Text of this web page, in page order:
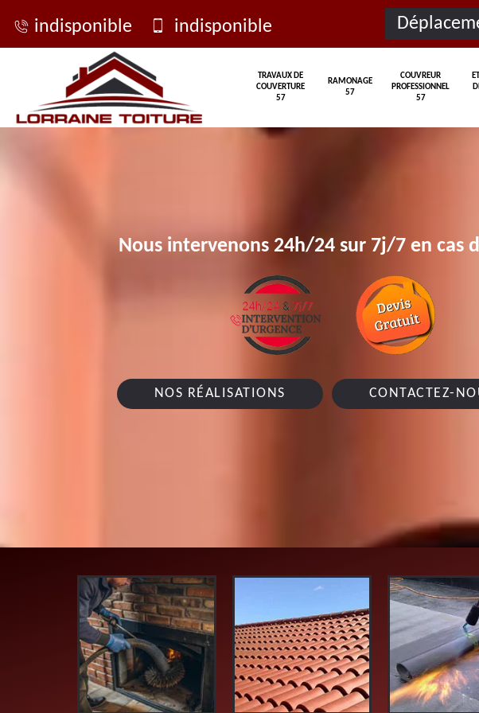
indisponible indisponible
TRAVAUX DE
COUVERTURE
57
RAMONAGE
57
COUVREUR
PROFESSIONNEL
57
Nous intervenons 24h/24 sur 7j/7 en cas
NOS RÉALISATIONS CONTACTEZ-